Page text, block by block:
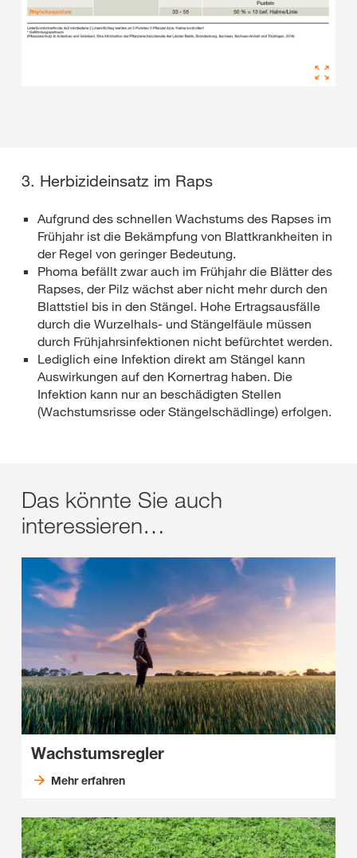
3. Herbizideinsatz im Raps
Aufgrund des schnellen Wachstums des Rapses im
Frühjahr ist die Bekämpfung von Blattkrankheiten in
der Regel von geringer Bedeutung.
Phoma befällt zwar auch im Frühjahr die Blätter des
Rapses, der Pilz wächst aber nicht mehr durch den
Blattstiel bis in den Stängel. Hohe Ertragsausfälle
durch die Wurzelhals- und Stängelfäule müssen
durch Frühjahrsinfektionen nicht befürchtet werden.
Lediglich eine Infektion direkt am Stängel kann
Auswirkungen auf den Kornertrag haben. Die
Infektion kann nur an beschädigten Stellen
(Wachstumsrisse oder Stängelschädlinge) erfolgen.
Das könnte Sie auch
interessieren…
Wachstumsregler
Mehr erfahren